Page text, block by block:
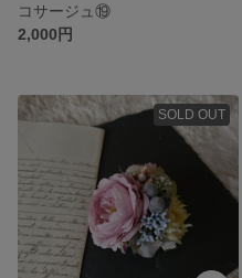
コサージュ⑲
2,000円
SOLD OUT